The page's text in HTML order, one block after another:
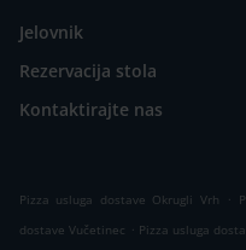
Jelovnik
Rezervacija stola
Kontaktirajte nas
Pizza usluga dostave Okrugli Vrh .
dostave Vučetinec . Pizza usluga